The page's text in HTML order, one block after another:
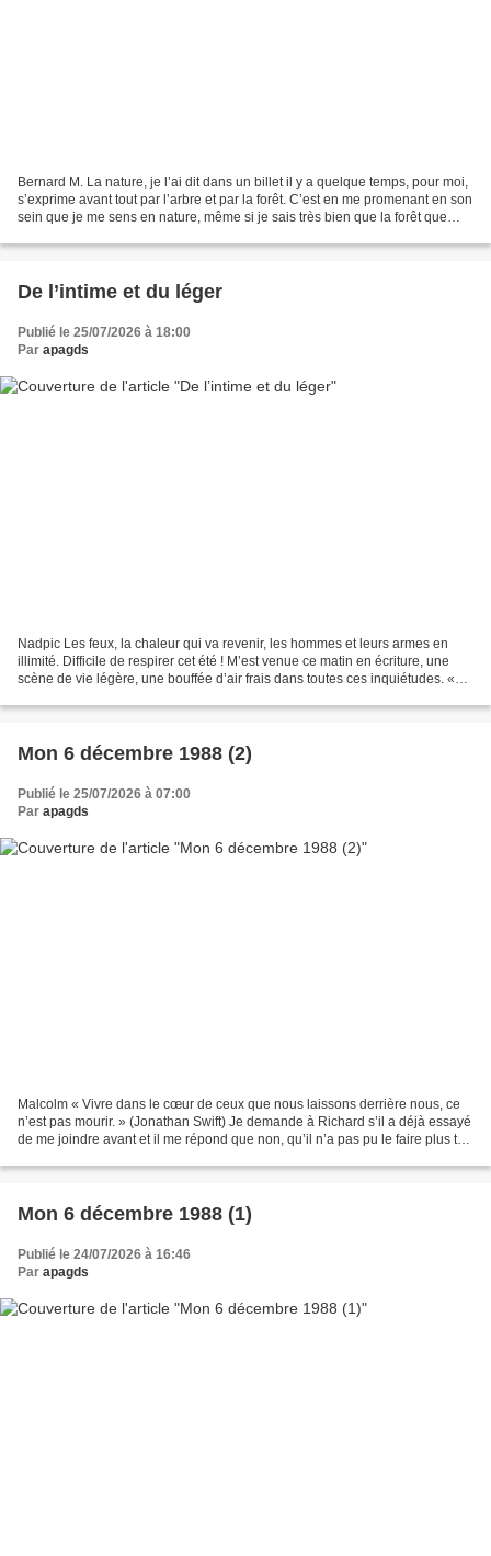
Bernard M. La nature, je l’ai dit dans un billet il y a quelque temps, pour moi,
s’exprime avant tout par l’arbre et par la forêt. C’est en me promenant en son
sein que je me sens en nature, même si je sais très bien que la forêt que
De l’intime et du léger
Publié le 25/07/2026 à 18:00
Par apagds
Nadpic Les feux, la chaleur qui va revenir, les hommes et leurs armes en
illimité. Difficile de respirer cet été ! M’est venue ce matin en écriture, une
scène de vie légère, une bouffée d’air frais dans toutes ces inquiétudes. «
Mon 6 décembre 1988 (2)
Publié le 25/07/2026 à 07:00
Par apagds
Malcolm « Vivre dans le cœur de ceux que nous laissons derrière nous, ce
n’est pas mourir. » (Jonathan Swift) Je demande à Richard s’il a déjà essayé
de me joindre avant et il me répond que non, qu’il n’a pas pu le faire plus tôt.
Mon 6 décembre 1988 (1)
Publié le 24/07/2026 à 16:46
Par apagds